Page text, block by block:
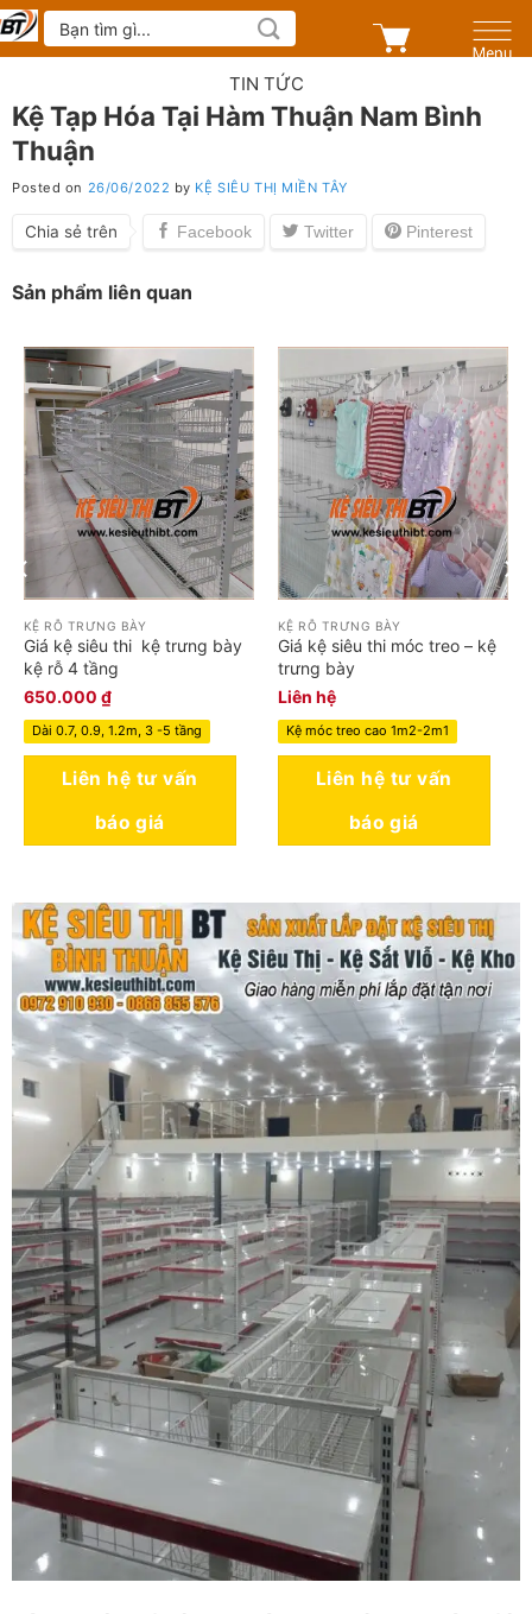
Skip
to
Tìm
kiếm:
TIN TỨC
Kệ Tạp Hóa Tại Hàm Thuận Nam Bình
Thuận
Posted on 26/06/2022 by KỆ SIÊU THỊ MIỀN TÂY
Chia sẻ trên
Sản phẩm liên quan
KỆ RỖ TRƯNG BÀY
Giá kệ siêu thi kệ trưng bày
kệ rỗ 4 tầng
650.000 ₫
Dài 0.7, 0.9, 1.2m, 3 -5 tầng
Liên hệ tư vấn
báo giá
KỆ RỖ TRƯNG BÀY
Giá kệ siêu thi móc treo – kệ
trưng bày
Liên hệ
Kệ móc treo cao 1m2-2m1
Liên hệ tư vấn
báo giá